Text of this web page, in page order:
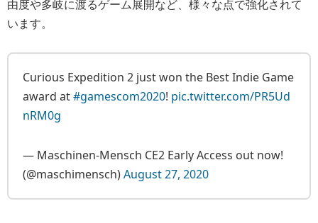
由度や多岐に渡るゲーム展開など、様々な点で強化されて
います。
Curious Expedition 2 just won the Best Indie Game
award at#gamescom2020! pic.twitter.com/PR5Ud
nRM0g
— Maschinen-Mensch CE2 Early Access out now!
(@maschimensch)August 27, 2020